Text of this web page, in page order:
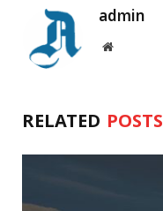
admin
Website
RELATED POSTS